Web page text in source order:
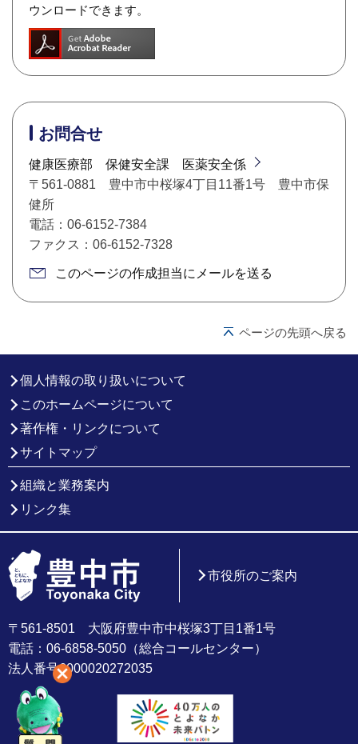
ウンロードできます。
お問合せ
健康医療部 保健安全課 医薬安全係
〒561-0881 豊中市中桜塚4丁目11番1号 豊中市保
健所
電話：06-6152-7384
ファクス：06-6152-7328
このページの作成担当にメールを送る
ページの先頭へ戻る
個人情報の取り扱いについて
このホームページについて
著作権・リンクについて
サイトマップ
組織と業務案内
リンク集
〒561-8501 大阪府豊中市中桜塚3丁目1番1号
電話：06-6858-5050（総合コールセンター）
法人番号6000020272035
市役所のご案内